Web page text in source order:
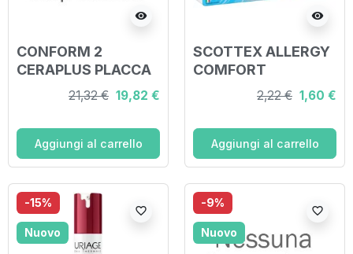
visibility
CONFORM 2
CERAPLUS PLACCA
PIANA CON BORDO
ADESIVO FLANGIA
PRETAGLIATA 25
MM 5 PEZZI
21,32 € 19,82 €
Aggiungi al carrello
visibility
SCOTTEX ALLERGY
COMFORT
FAZZOLETTI 8 PEZZI
2,22 € 1,60 €
Aggiungi al carrello
-15%
Nuovo
favorite_border
-9%
Nuovo
favorite_border